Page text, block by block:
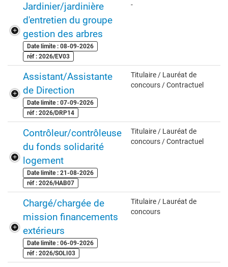
Jardinier/jardinière
d'entretien du groupe
gestion des arbres
Date limite : 08-09-2026
réf : 2026/EV03
-
Assistant/Assistante
de Direction
Date limite : 07-09-2026
réf : 2026/DRP14
Titulaire / Lauréat de
concours / Contractuel
Contrôleur/contrôleuse
du fonds solidarité
logement
Date limite : 21-08-2026
réf : 2026/HAB07
Titulaire / Lauréat de
concours / Contractuel
Chargé/chargée de
mission financements
extérieurs
Date limite : 06-09-2026
réf : 2026/SOLI03
Titulaire / Lauréat de
concours